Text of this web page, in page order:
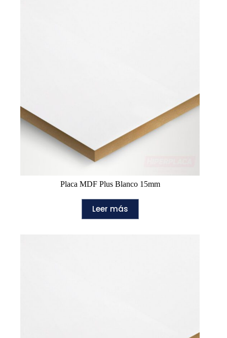
Placa MDF Plus Blanco 15mm
Leer más